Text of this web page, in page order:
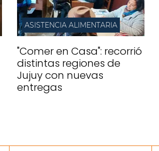
ASISTENCIA ALIMENTARIA
"Comer en Casa": recorrió
distintas regiones de
Jujuy con nuevas
entregas